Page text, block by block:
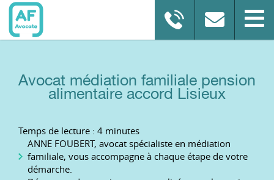
Avocat médiation familiale pension
alimentaire accord Lisieux
Temps de lecture : 4 minutes
ANNE FOUBERT, avocat spécialiste en médiation
familiale, vous accompagne à chaque étape de votre
démarche.